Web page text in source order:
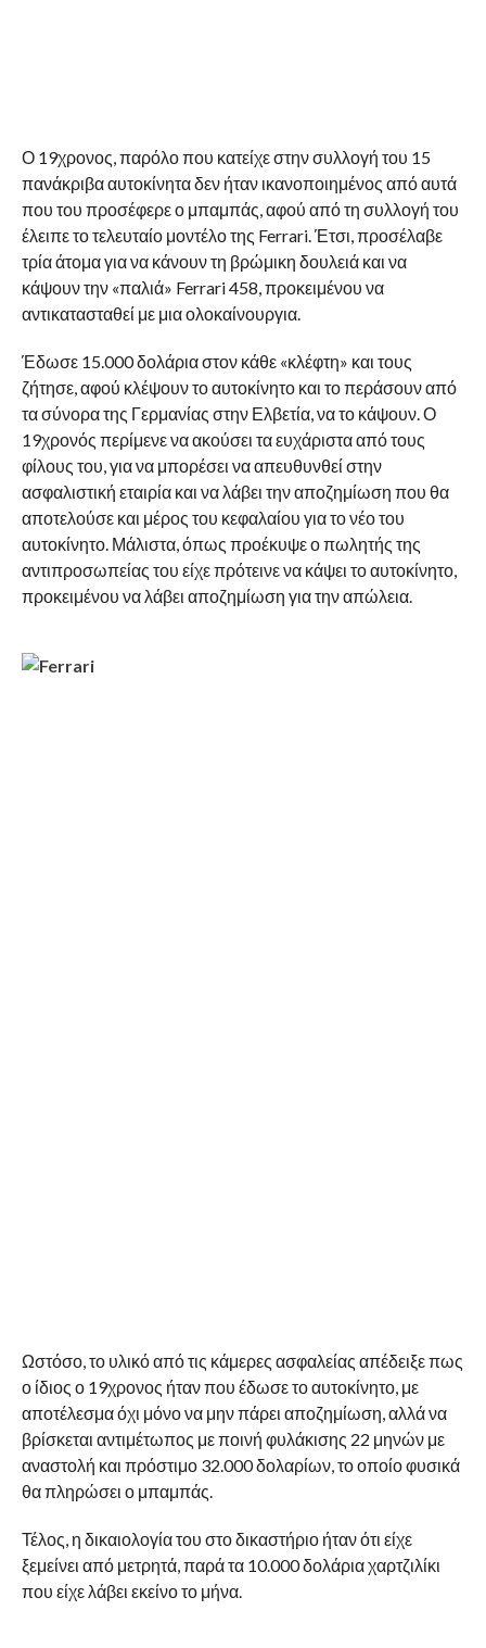
Ο 19χρονος, παρόλο που κατείχε στην συλλογή του 15
πανάκριβα αυτοκίνητα δεν ήταν ικανοποιημένος από αυτά
που του προσέφερε ο μπαμπάς, αφού από τη συλλογή του
έλειπε το τελευταίο μοντέλο της Ferrari. Έτσι, προσέλαβε
τρία άτομα για να κάνουν τη βρώμικη δουλειά και να
κάψουν την «παλιά» Ferrari 458, προκειμένου να
αντικατασταθεί με μια ολοκαίνουργια.
Έδωσε 15.000 δολάρια στον κάθε «κλέφτη» και τους
ζήτησε, αφού κλέψουν το αυτοκίνητο και το περάσουν από
τα σύνορα της Γερμανίας στην Ελβετία, να το κάψουν. Ο
19χρονός περίμενε να ακούσει τα ευχάριστα από τους
φίλους του, για να μπορέσει να απευθυνθεί στην
ασφαλιστική εταιρία και να λάβει την αποζημίωση που θα
αποτελούσε και μέρος του κεφαλαίου για το νέο του
αυτοκίνητο. Μάλιστα, όπως προέκυψε ο πωλητής της
αντιπροσωπείας του είχε πρότεινε να κάψει το αυτοκίνητο,
προκειμένου να λάβει αποζημίωση για την απώλεια.
Ωστόσο, το υλικό από τις κάμερες ασφαλείας απέδειξε πως
ο ίδιος ο 19χρονος ήταν που έδωσε το αυτοκίνητο, με
αποτέλεσμα όχι μόνο να μην πάρει αποζημίωση, αλλά να
βρίσκεται αντιμέτωπος με ποινή φυλάκισης 22 μηνών με
αναστολή και πρόστιμο 32.000 δολαρίων, το οποίο φυσικά
θα πληρώσει ο μπαμπάς.
Τέλος, η δικαιολογία του στο δικαστήριο ήταν ότι είχε
ξεμείνει από μετρητά, παρά τα 10.000 δολάρια χαρτζιλίκι
που είχε λάβει εκείνο το μήνα.